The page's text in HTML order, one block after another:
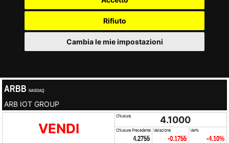
Rifiuto
Cambia le mie impostazioni
ARBB NASDAQ
ARB IOT GROUP
VENDI
Chiusura 4.1000
Chiusura Precedente
4.2755
Variazione
-0.1755
Var%
-4.10%